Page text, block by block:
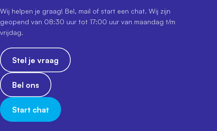
Wij helpen je graag! Bel, mail of start een chat. Wij zijn
geopend van 08:30 uur tot 17:00 uur van maandag t/m
vrijdag.
Stel je vraag
Bel ons
Start chat